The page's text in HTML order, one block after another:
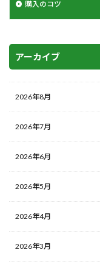
購入のコツ
アーカイブ
2026年8月
2026年7月
2026年6月
2026年5月
2026年4月
2026年3月